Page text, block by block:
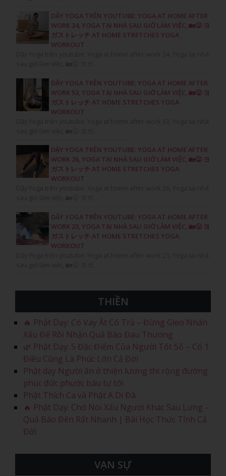
DẬY YOGA TRÊN YOUTUBE: YOGA AT HOME AFTER
WORK 34, YOGA TẠI NHÀ SAU GIỜ LÀM VIỆC, 🏡😛 ヨ
ガストレッチ AT HOME STRETCHES YOGA
WORKOUT
DẬY YOGA TRÊN YOUTUBE: YOGA AT HOME AFTER
WORK 53, YOGA TẠI NHÀ SAU GIỜ LÀM VIỆC, 🏡😛 ヨ
ガストレッチ AT HOME STRETCHES YOGA
WORKOUT
DẬY YOGA TRÊN YOUTUBE: YOGA AT HOME AFTER
WORK 26, YOGA TẠI NHÀ SAU GIỜ LÀM VIỆC, 🏡😛 ヨ
ガストレッチ AT HOME STRETCHES YOGA
WORKOUT
DẬY YOGA TRÊN YOUTUBE: YOGA AT HOME AFTER
WORK 23, YOGA TẠI NHÀ SAU GIỜ LÀM VIỆC, 🏡😛 ヨ
ガストレッチ AT HOME STRETCHES YOGA
WORKOUT
THIỀN
🔥 Phật Dạy: Có Vay Ắt Có Trả – Đừng Gieo Nhân
Xấu Để Rồi Nhận Quả Báo Đau Thương
🌿 Phật Dạy: 5 Đặc Điểm Của Người Tốt Số – Có 1
Điều Cũng Là Phúc Lớn Cả Đời
Phật dạy Người ăn ở thiện lương thì rộng đường
phúc đức phước báu tự tới
Phật Thích Ca và Phật A Di Đà
🔥 Phật Dạy: Chớ Nói Xấu Người Khác Sau Lưng –
Quả Báo Đến Rất Nhanh | Bài Học Thức Tỉnh Cả
Đời
VẠN SỰ